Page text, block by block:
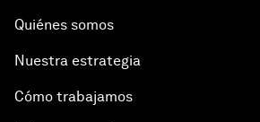
Quiénes somos
Nuestra estrategia
Cómo trabajamos